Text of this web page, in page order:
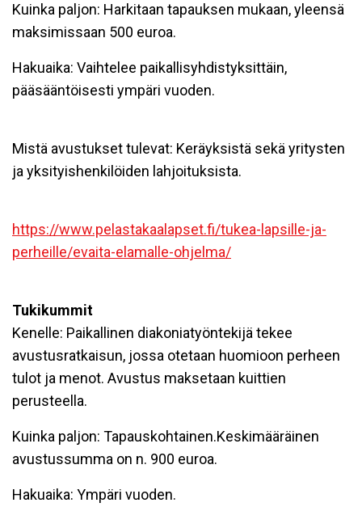
Kuinka paljon: Harkitaan tapauksen mukaan, yleensä
maksimissaan 500 euroa.
Hakuaika: Vaihtelee paikallisyhdistyksittäin,
pääsääntöisesti ympäri vuoden.
Mistä avustukset tulevat: Keräyksistä sekä yritysten
ja yksityishenkilöiden lahjoituksista.
https://www.pelastakaalapset.fi/tukea-lapsille-ja-
perheille/evaita-elamalle-ohjelma/
Tukikummit
Kenelle: Paikallinen diakoniatyöntekijä tekee
avustusratkaisun, jossa otetaan huomioon perheen
tulot ja menot. Avustus maksetaan kuittien
perusteella.
Kuinka paljon: Tapauskohtainen.Keskimääräinen
avustussumma on n. 900 euroa.
Hakuaika: Ympäri vuoden.